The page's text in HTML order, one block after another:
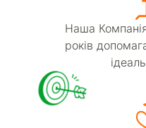
Наша
років